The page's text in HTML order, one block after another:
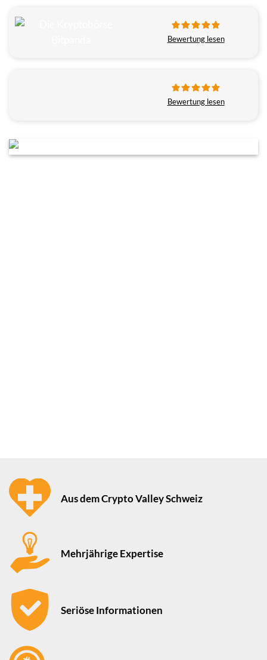
Bewertung lesen
Bewertung lesen
Aus dem Crypto Valley Schweiz
Mehrjährige Expertise
Seriöse Informationen